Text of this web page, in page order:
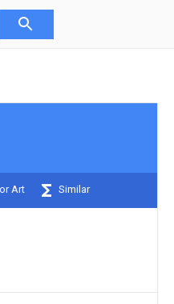
Art Similar